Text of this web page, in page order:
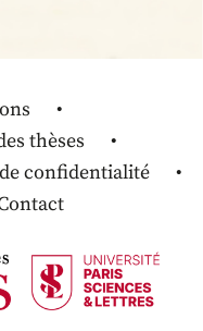
thèses
confidentialité